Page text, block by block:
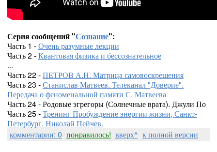
Серия сообщений "Сознание":
Часть 1 -Очень разумные лекции
Часть 2 -Квантовая физика и бессознательное
...
Часть 22 -ПЕТРОВ А.Н. Матрица самовоскрешения
Часть 23 -Станислав Матвеев. Телеканал "Доверие".
Передача о феноменальной памяти С. Матвеева
Часть 24 - Родовые эгрегоры (Солнечные врата). Джули По
Часть 25 -Тренинг Пробуждение энергии жизни, Санкт-
Петербург. Николай Пейчев.
комментарии: 0 понравилось! вверх^ к полной версии